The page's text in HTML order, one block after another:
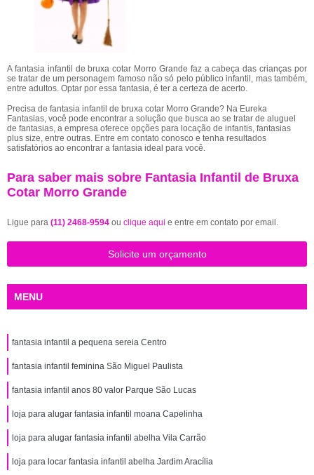
A fantasia infantil de bruxa cotar Morro Grande faz a cabeça das crianças por
se tratar de um personagem famoso não só pelo público infantil, mas também,
entre adultos. Optar por essa fantasia, é ter a certeza de acerto.
Precisa de fantasia infantil de bruxa cotar Morro Grande? Na Eureka
Fantasias, você pode encontrar a solução que busca ao se tratar de aluguel
de fantasias, a empresa oferece opções para locação de infantis, fantasias
plus size, entre outras. Entre em contato conosco e tenha resultados
satisfatórios ao encontrar a fantasia ideal para você.
Para saber mais sobre Fantasia Infantil de Bruxa
Cotar Morro Grande
Ligue para (11) 2468-9594 ou clique aqui e entre em contato por email.
Solicite um orçamento
MENU
fantasia infantil a pequena sereia Centro
fantasia infantil feminina São Miguel Paulista
fantasia infantil anos 80 valor Parque São Lucas
loja para alugar fantasia infantil moana Capelinha
loja para alugar fantasia infantil abelha Vila Carrão
loja para locar fantasia infantil abelha Jardim Aracília